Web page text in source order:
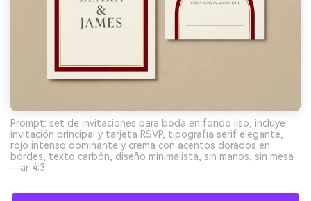
Prompt: set de invitaciones para boda en fondo liso, incluye
invitación principal y tarjeta RSVP, tipografía serif elegante,
rojo intenso dominante y crema con acentos dorados en
bordes, texto carbón, diseño minimalista, sin manos, sin mesa
--ar 4:3